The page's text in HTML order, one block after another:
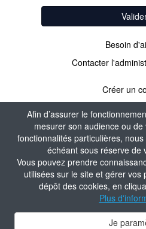
Afin d’assurer le
mesurer son audience ou
fonctionnalités particulières,
échéant sous réserve de
Vous pouvez prendre
utilisées sur le site et gérer
dépôt des cookies, en
Plus
Je
Besoin
Contacter
Créer un
PAS
Contacter